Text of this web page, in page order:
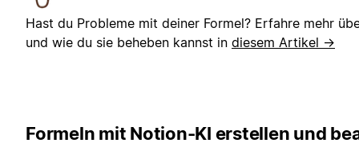
Hast du Probleme mit deiner Formel? Erfahre mehr
und wie du sie beheben kannst in diesem Artikel →
Formeln mit Notion-KI erstellen und